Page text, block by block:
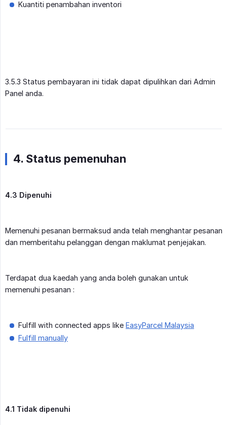
Kuantiti penambahan inventori
3.5.3 Status pembayaran ini tidak dapat dipulihkan dari Admin
Panel anda.
4. Status pemenuhan
4.3 Dipenuhi
Memenuhi pesanan bermaksud anda telah menghantar pesanan
dan memberitahu pelanggan dengan maklumat penjejakan.
Terdapat dua kaedah yang anda boleh gunakan untuk
memenuhi pesanan :
Fulfill with connected apps like EasyParcel Malaysia
Fulfill manually
4.1 Tidak dipenuhi